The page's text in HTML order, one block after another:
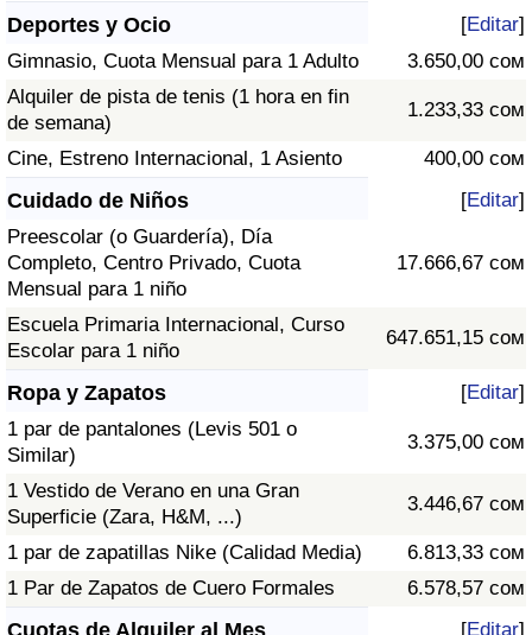
Deportes y Ocio [Editar]
Gimnasio, Cuota Mensual para 1 Adulto
3.650,00 сом
Alquiler de pista de tenis (1 hora en fin
de semana)
1.233,33 сом
Cine, Estreno Internacional, 1 Asiento 400,00 сом
Cuidado de Niños [Editar]
Preescolar (o Guardería), Día
Completo, Centro Privado, Cuota
Mensual para 1 niño
17.666,67 сом
Escuela Primaria Internacional, Curso
Escolar para 1 niño
647.651,15 сом
Ropa y Zapatos [Editar]
1 par de pantalones (Levis 501 o
Similar)
3.375,00 сом
1 Vestido de Verano en una Gran
Superficie (Zara, H&M, ...)
3.446,67 сом
1 par de zapatillas Nike (Calidad Media)
6.813,33 сом
1 Par de Zapatos de Cuero Formales
6.578,57 сом
[Editar]